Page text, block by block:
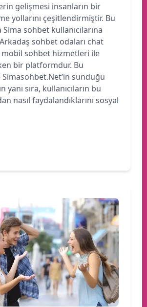
gelişmesi insanların bir
yollarını çeşitlendirmiştir. Bu
sohbet kullanıcılarına
sohbet odaları chat
sohbet hizmetleri ile
bir platformdur. Bu
sunduğu
yanı sıra, kullanıcıların bu
nasıl faydalandıklarını sosyal